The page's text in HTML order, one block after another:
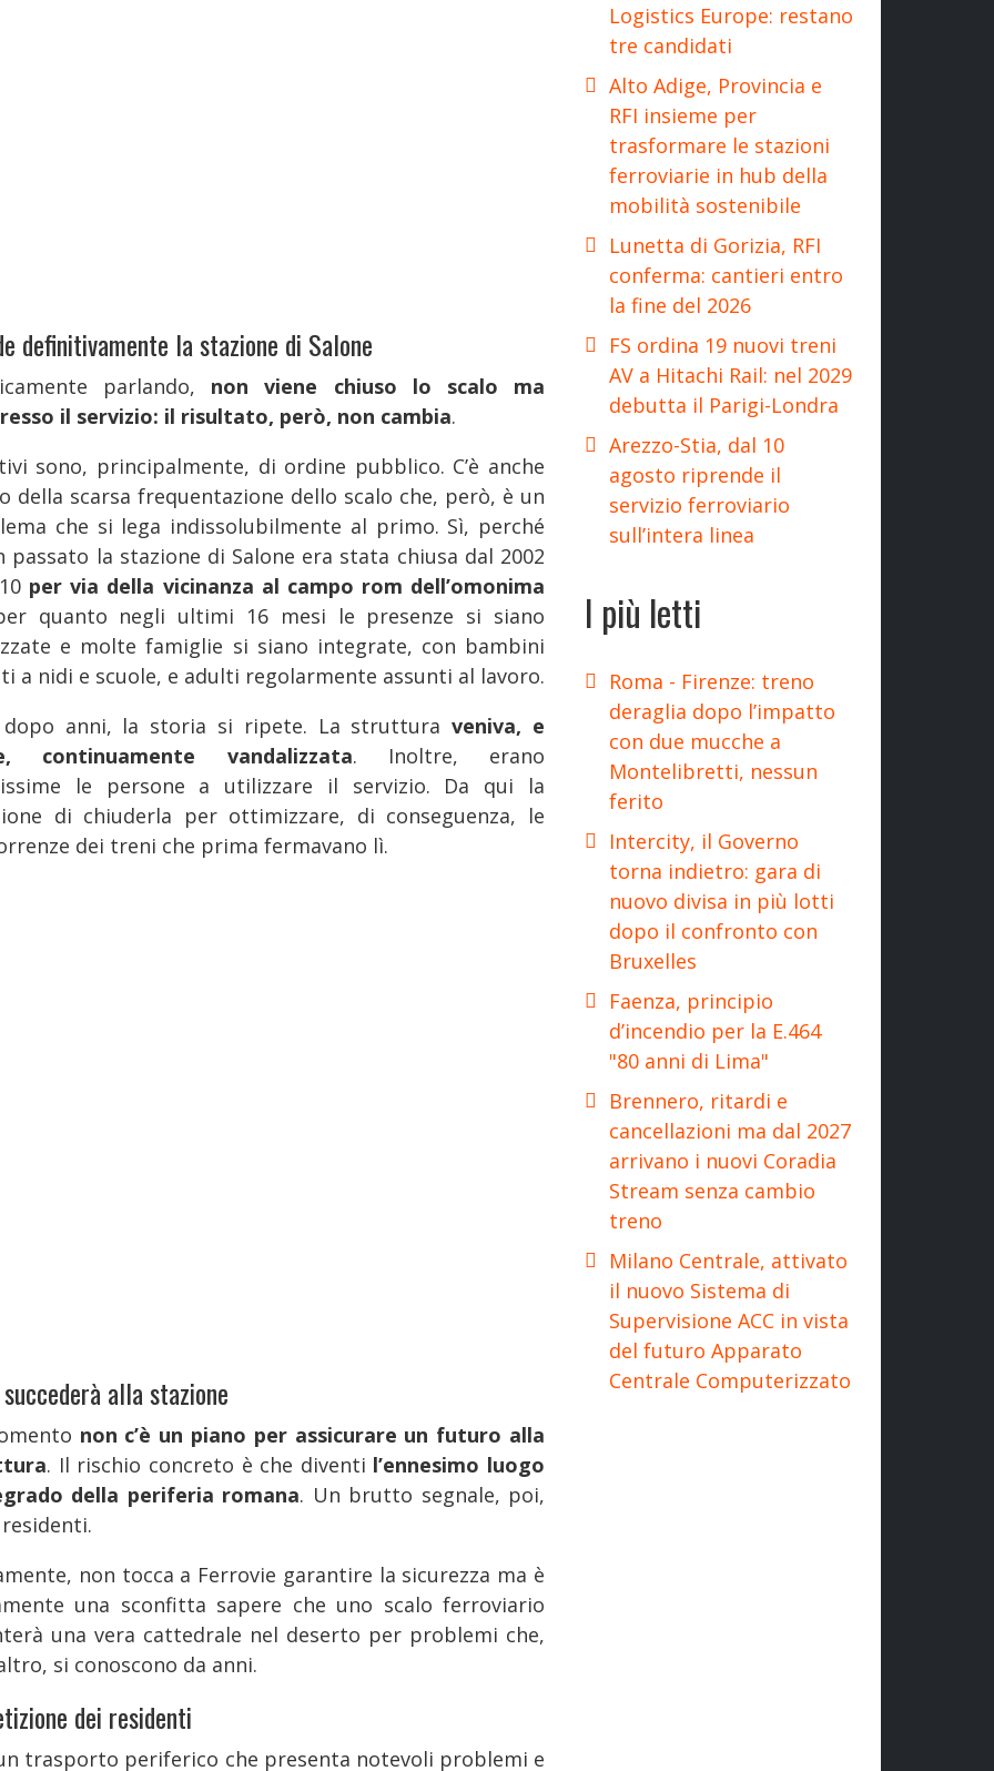
definitivamente la stazione di Salone
parlando, non viene chiuso lo scalo ma
il servizio: il risultato, però, non cambia.
sono, principalmente, di ordine pubblico. C’è anche
della scarsa frequentazione dello scalo che, però, è un
che si lega indissolubilmente al primo. Sì, perché
passato la stazione di Salone era stata chiusa dal 2002
per via della vicinanza al campo rom dell’omonima
quanto negli ultimi 16 mesi le presenze si siano
e molte famiglie si siano integrate, con bambini
a nidi e scuole, e adulti regolarmente assunti al lavoro.
dopo anni, la storia si ripete. La strutturaveniva, e
continuamente vandalizzata. Inoltre, erano
le persone a utilizzare il servizio. Da qui la
di chiuderla per ottimizzare, di conseguenza, le
dei treni che prima fermavano lì.
alla stazione
non c’è un piano per assicurare un futuro alla
. Il rischio concreto è che diventi l’ennesimo luogo
della periferia romana. Un brutto segnale, poi,
non tocca a Ferrovie garantire la sicurezza ma è
una sconfitta sapere che uno scalo ferroviario
una vera cattedrale nel deserto per problemi che,
si conoscono da anni.
dei residenti
trasporto periferico che presenta notevoli problemi e
Logistics Europe: restano
tre candidati
Alto Adige, Provincia e
RFI insieme per
trasformare le stazioni
ferroviarie in hub della
mobilità sostenibile
Lunetta di Gorizia, RFI
conferma: cantieri entro
la fine del 2026
FS ordina 19 nuovi treni
AV a Hitachi Rail: nel 2029
debutta il Parigi-Londra
Arezzo-Stia, dal 10
agosto riprende il
servizio ferroviario
sull’intera linea
I più letti
Roma - Firenze: treno
deraglia dopo l’impatto
con due mucche a
Montelibretti, nessun
ferito
Intercity, il Governo
torna indietro: gara di
nuovo divisa in più lotti
dopo il confronto con
Bruxelles
Faenza, principio
d’incendio per la E.464
"80 anni di Lima"
Brennero, ritardi e
cancellazioni ma dal 2027
arrivano i nuovi Coradia
Stream senza cambio
treno
Milano Centrale, attivato
il nuovo Sistema di
Supervisione ACC in vista
del futuro Apparato
Centrale Computerizzato